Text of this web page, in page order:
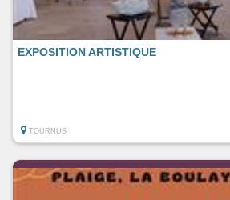
EXPOSITION ARTISTIQUE
TOURNUS